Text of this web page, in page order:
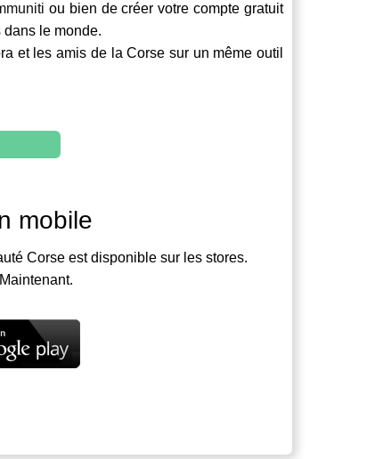
ou bien de créer votre compte gratuit
le monde.
et les amis de la Corse sur un même outil
mobile
Corse est disponible sur les stores.